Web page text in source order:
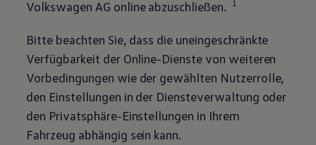
Volkswagen AG online abzuschließen. 1
Bitte beachten Sie, dass die uneingeschränkte
Verfügbarkeit der Online-Dienste von weiteren
Vorbedingungen wie der gewählten Nutzerrolle,
den Einstellungen in der Diensteverwaltung oder
den Privatsphäre-Einstellungen in Ihrem
Fahrzeug abhängig sein kann.